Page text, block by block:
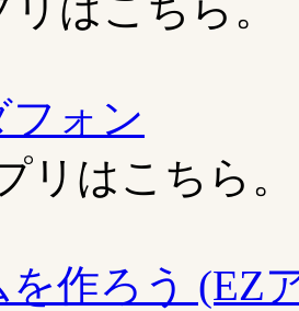
フォン
リはこちら。
作ろう (EZ